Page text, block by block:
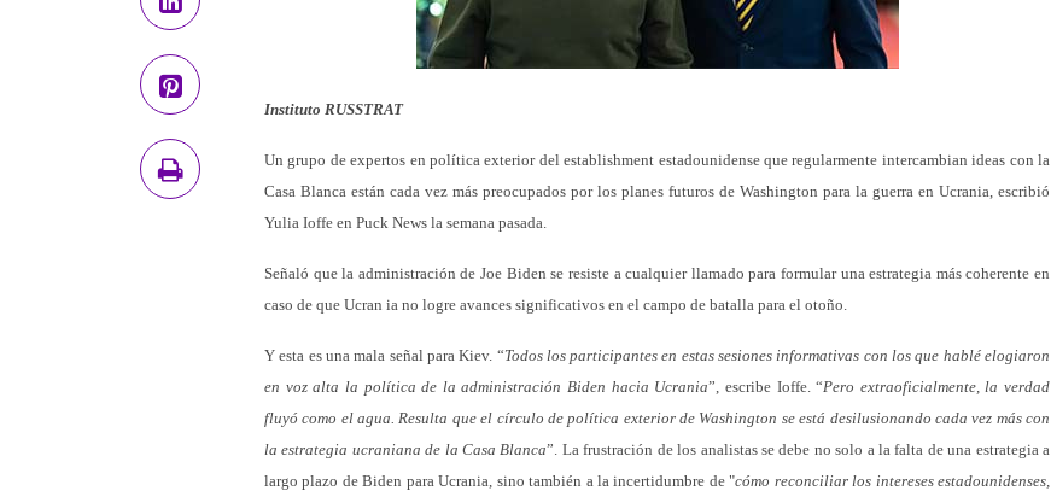
Instituto RUSSTRAT
Un grupo de expertos en política exterior del establishment estadounidense que regularmente intercambian ideas con la
Casa Blanca están cada vez más preocupados por los planes futuros de Washington para la guerra en Ucrania, escribió
Yulia Ioffe en Puck News la semana pasada.
Señaló que la administración de Joe Biden se resiste a cualquier llamado para formular una estrategia más coherente en
caso de que Ucran ia no logre avances significativos en el campo de batalla para el otoño.
Y esta es una mala señal para Kiev. “Todos los participantes en estas sesiones informativas con los que hablé elogiaron
en voz alta la política de la administración Biden hacia Ucrania”, escribe Ioffe. “Pero extraoficialmente, la verdad
fluyó como el agua. Resulta que el círculo de política exterior de Washington se está desilusionando cada vez más con
la estrategia ucraniana de la Casa Blanca”. La frustración de los analistas se debe no solo a la falta de una estrategia a
largo plazo de Biden para Ucrania, sino también a la incertidumbre de "cómo reconciliar los intereses estadounidenses,